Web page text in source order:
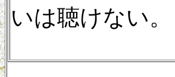
いは聴けない。